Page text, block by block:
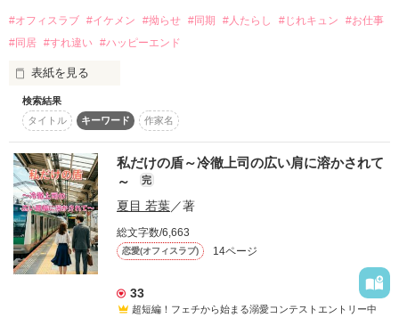
しながら短編を書き下ろしました🎄🎅
作品を読む
#オフィスラブ #イケメン #拗らせ #同期 #人たらし #じれキュン
#お仕事
#同居 #すれ違い #ハッピーエンド
表紙を見る
大手広告代理店ドロップホールディングスの企画営業部に勤め
ている綾川咲希（あやかわさき）は、同期の仲良し四人組でシ
ェアハウス『タマコの家』に住んでいる。
咲希は同じく『タマコの家』の住人であり、社内で期待のエー
スと名高く、天然人たらしの永井碧生（ながいあおい）に密か
に想いを寄せているが、見た目も中身も平凡な自分に自信が持
てず気持ちを隠し続けている。
ある日、咲希は些細な会話のやり取りから碧生とギクシャクし
てしまう。更には碧生が異動で『タマコの家』を出ていくこと
になって…。
自分に自信が持てない咲希とシゴデキ天然人たらし、碧生の恋
検索結果
タイトル
キーワード 作家名
私だけの盾～冷徹上司の広い肩に溶かされて
～
完
夏目 若葉／著
総文字数/6,663
恋愛(オフィスラブ) 14ページ
33
超短編！フェチから始まる溺愛コンテストエントリー中